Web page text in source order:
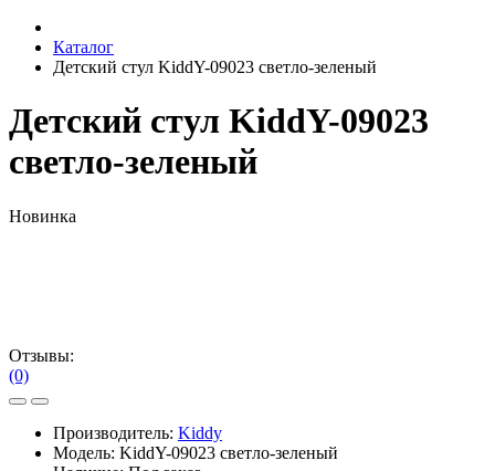
Каталог
Детский стул KiddY-09023 светло-зеленый
Детский стул KiddY-09023
светло-зеленый
Новинка
Отзывы:
(0)
Производитель: Kiddy
Модель: KiddY-09023 светло-зеленый